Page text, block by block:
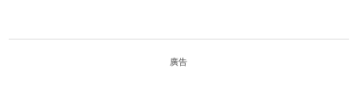
廣告